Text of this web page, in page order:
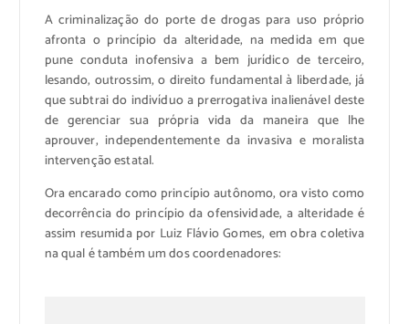
A criminalização do porte de drogas para uso próprio
afronta o princípio da alteridade, na medida em que
pune conduta inofensiva a bem jurídico de terceiro,
lesando, outrossim, o direito fundamental à liberdade, já
que subtrai do indivíduo a prerrogativa inalienável deste
de gerenciar sua própria vida da maneira que lhe
aprouver, independentemente da invasiva e moralista
intervenção estatal.
Ora encarado como princípio autônomo, ora visto como
decorrência do princípio da ofensividade, a alteridade é
assim resumida por Luiz Flávio Gomes, em obra coletiva
na qual é também um dos coordenadores: